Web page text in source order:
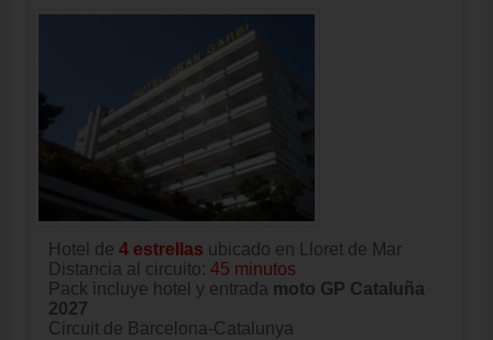
Hotel de 4 estrellas ubicado en Lloret de Mar
Distancia al circuito: 45 minutos
Pack incluye hotel y entrada moto GP Cataluña
2027
Circuit de Barcelona-Catalunya